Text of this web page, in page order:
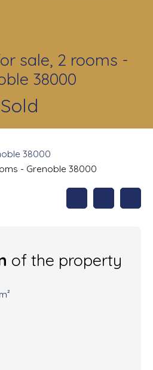
sale, 2 rooms -
38000
Sold
38000
- Grenoble 38000
of the property
m²